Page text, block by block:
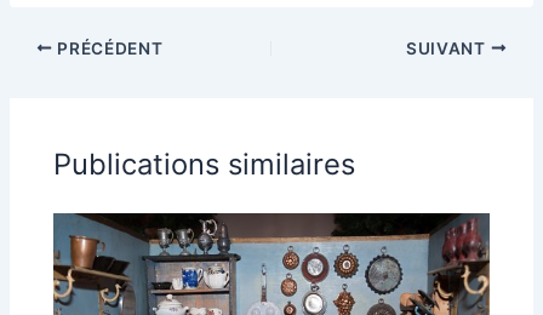
PRÉCÉDENT SUIVANT
Publications similaires